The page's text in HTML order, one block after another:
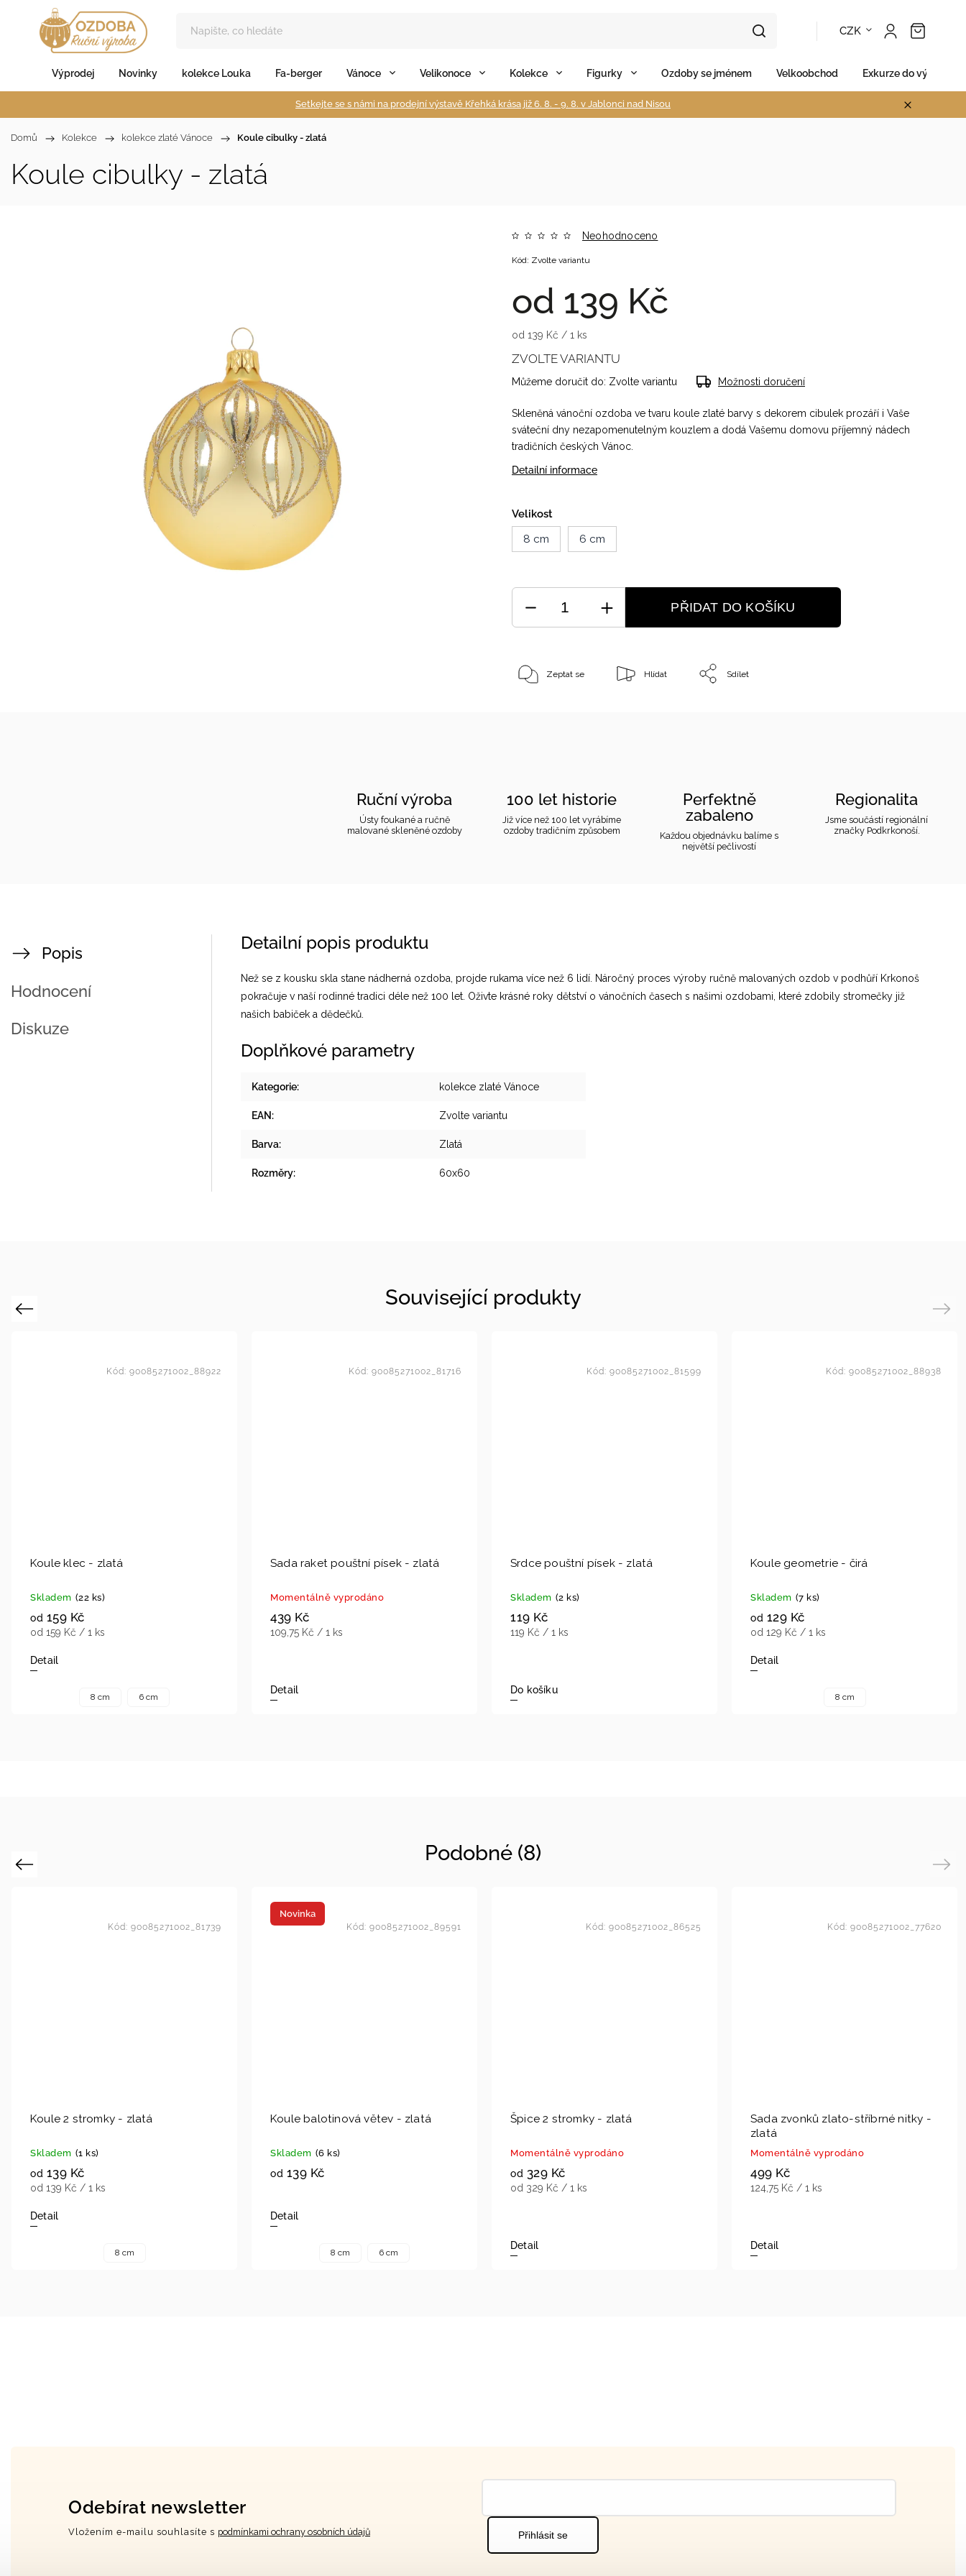
CZK
Výprodej Novinky kolekce Louka Fa-berger Vánoce Velikonoce Kolekce Figurky Ozdoby se jménem Velkoobchod Exkurze do výroby
Setkejte se s námi na prodejní výstavě Křehká krása již 6. 8. - 9. 8. v Jablonci nad Nisou
Domů / Kolekce / kolekce zlaté Vánoce / Koule cibulky - zlatá
Koule cibulky - zlatá
Neohodnoceno
od 139 Kč
od 139 Kč / 1 ks
Kód: Zvolte variantu
Skleněná vánoční ozdoba ve tvaru koule zlaté barvy s dekorem cibulek prozáří i Vaše
sváteční dny nezapomenutelným kouzlem a dodá Vašemu domovu příjemný nádech
tradičních českých Vánoc.
Detailní informace
Velikost
8 cm
6 cm
ZVOLTE VARIANTU
Můžeme doručit do: Zvolte variantu Možnosti doručení
PŘIDAT DO KOŠÍKU
Zeptat se Hlídat Sdílet
Ruční výroba
Ústy foukané a ručně
malované skleněné ozdoby
100 let historie
Již více než 100 let vyrábíme
ozdoby tradičním způsobem
Perfektně
zabaleno
Každou objednávku balíme s
největší pečlivostí
Regionalita
Jsme součástí regionální
značky Podkrkonoší.
Popis
Hodnocení
Diskuze
Detailní popis produktu
Než se z kousku skla stane nádherná ozdoba, projde rukama více než 6 lidí. Náročný proces výroby ručně malovaných ozdob v podhůří Krkonoš
pokračuje v naší rodinné tradici déle než 100 let. Oživte krásné roky dětství o vánočních časech s našimi ozdobami, které zdobily stromečky již
našich babiček a dědečků.
Doplňkové parametry
Kategorie: kolekce zlaté Vánoce
EAN : Zvolte variantu
Barva: Zlatá
Rozměry: 60x60
Související produkty
Previous
Koule klec - zlatá
Skladem (22 ks)
od 159 Kč
od 159 Kč / 1 ks
Detail
8 cm 6 cm
Kód: 90085271002_88922
Sada raket pouštní písek - zlatá
Momentálně vyprodáno
439 Kč
109,75 Kč / 1 ks
Detail
Kód: 90085271002_81716
Srdce pouštní písek - zlatá
Skladem (2 ks)
119 Kč
119 Kč / 1 ks
Do košíku
Kód: 90085271002_81599
Koule geometrie - čirá
Skladem (7 ks)
od 129 Kč
od 129 Kč / 1 ks
Detail
8 cm
Kód: 90085271002_88938
Next
Podobné (8)
Previous
Koule 2 stromky - zlatá
Skladem (1 ks)
od 139 Kč
od 139 Kč / 1 ks
Detail
8 cm
Kód: 90085271002_81739
Novinka
Koule balotinová větev - zlatá
Skladem (6 ks)
od 139 Kč
Detail
8 cm 6 cm
Kód: 90085271002_89591
Špice 2 stromky - zlatá
Momentálně vyprodáno
od 329 Kč
od 329 Kč / 1 ks
Detail
Kód: 90085271002_86525
Sada zvonků zlato-stříbrné nitky -
zlatá
Momentálně vyprodáno
499 Kč
124,75 Kč / 1 ks
Detail
Kód: 90085271002_77620
Next
Odebírat newsletter
Vložením e-mailu souhlasíte s podmínkami ochrany osobních údajů Přihlásit se